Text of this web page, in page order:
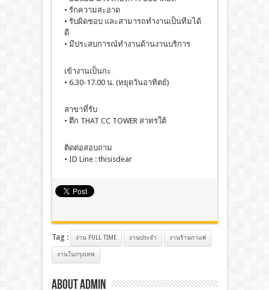
• รักความสะอาด
• รับผิดชอบ และสามารถทำงานเป็นทีมได้
ดี
• มีประสบการณ์ทำงานด้านงานบริการ
เข้างานเป็นกะ
• 6.30-17.00 น. (หยุดวันอาทิตย์)
สาขาที่รับ
• ตึก THAT CC TOWER สาทรใต้
ติดต่อสอบถาม
• ID Line : thisisdear
Tag : ง่าน FULL TIME งานประจํา งานร้านกาแฟ
งานในกรุงเทพ
About admin